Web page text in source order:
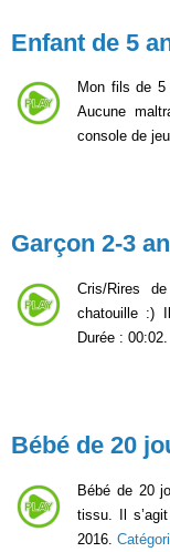
Enfant de 5
Mon fils de
Aucune
console de
Garçon 2-3
Cris/Rires
chatouille :)
Durée : 00:02.
Bébé de 20
Bébé de 20
tissu. Il
2016.